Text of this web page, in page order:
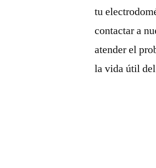
tu
contactar a
atender el
la vida útil